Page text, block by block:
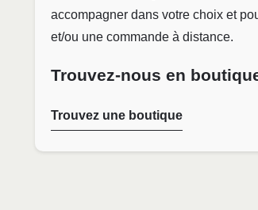
accompagner dans votre choix et
et/ou une commande à distance.
Trouvez-nous en
Trouvez une boutique